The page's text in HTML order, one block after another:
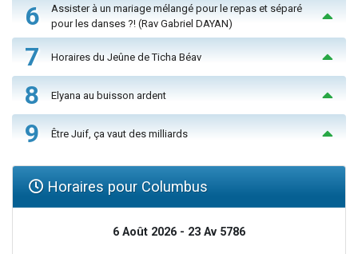
6
Assister à un mariage mélangé pour le repas et séparé
pour les danses ?! (Rav Gabriel DAYAN)
7 Horaires du Jeûne de Ticha Béav
8 Elyana au buisson ardent
9 Être Juif, ça vaut des milliards
Horaires pour Columbus
6 Août 2026 - 23 Av 5786